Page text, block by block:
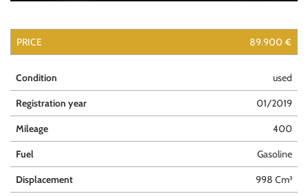
PRICE 89.900 €
Condition used
Registration year 01/2019
Mileage 400
Fuel Gasoline
Displacement 998 Cm³